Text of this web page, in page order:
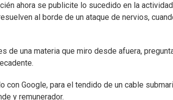
ahora se publicite lo sucedido en la
al borde de un ataque de nervios,
una materia que miro desde afuera,
Google, para el tendido de un cable
y remunerador.